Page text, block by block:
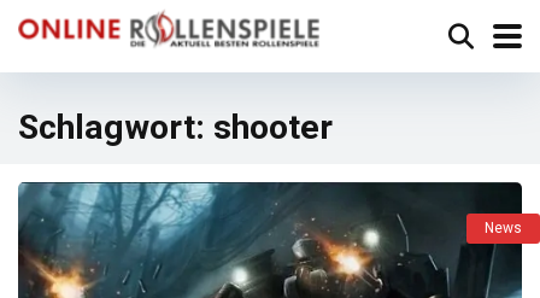
Schlagwort: shooter
News